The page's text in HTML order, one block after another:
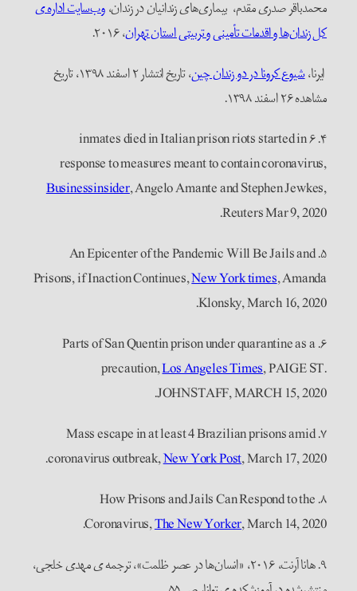
محمدباقر صدری مقدم، بیماری‌های زندانیان در زندان،وب‌سایت اداره ی
کل زندان‌ها و اقدمات تأمینی و تربیتی استان تهران، ۲۰۱۶.
ایرنا،شیوع کرونا در دو زندان چین
، تاریخ انتشار ۲ اسفند ۱۳۹۸، تاریخ
مشاهده ۲۶ اسفند ۱۳۹۸.
۴. ۶ inmates died in Italian prison riots started in
response to measures meant to contain coronavirus,
Businessinsider, Angelo Amante and Stephen Jewkes,
Reuters Mar 9, 2020.
۵. An Epicenter of the Pandemic Will Be Jails and
Prisons, if Inaction Continues,New York times, Amanda
Klonsky, March 16, 2020.
۶. Parts of San Quentin prison under quarantine as a
precaution,Los Angeles Times, PAIGE ST.
JOHNSTAFF, MARCH 15, 2020.
۷. Mass escape in at least 4 Brazilian prisons amid
coronavirus outbreak,New York Post, March 17, 2020.
۸. How Prisons and Jails Can Respond to the
Coronavirus,The New Yorker, March 14, 2020.
۹. هانا آرنت، ۲۰۱۶، «انسان‌ها در عصر ظلمت»، ترجمه ی مهدی خلجی،